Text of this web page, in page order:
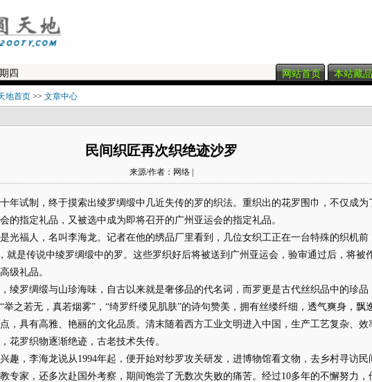
四 网站首页 本站藏品
地首页 >> 文章中心
民间织匠再次织绝迹沙罗
来源/作者：网络 |
试制，终于摸索出绫罗绸缎中几近失传的罗的织法。重织出的花罗围巾，不仅成为
的指定礼品，又被选中成为即将召开的广州亚运会的指定礼品。
福人，名叫李海龙。记者在他的绣品厂里看到，几位女织工正在一台特殊的织机前
就是传说中绫罗绸缎中的罗。这些罗织好后将被送到广州亚运会，验审通过后，将被
级礼品。
罗绸缎与山珍海味，自古以来就是奢侈品的代名词，而罗更是古代丝织品中的珍品
举之若无，真若烟雾”，“绮罗纤缕见肌肤”的诗句赞美，拥有丝缕纤细，透气爽身，飘
，具有高雅、艳丽的文化品质。清末随着西方工业文明进入中国，生产工艺复杂、效
花罗织物逐渐绝迹，古老技术失传。
，李海龙说从1994年起，便开始对纱罗攻关研发，进博物馆看文物，去乡村寻访民
专家，还多次赴国外考察，期间饱尝了无数次失败的痛苦。经过10多年的不懈努力，